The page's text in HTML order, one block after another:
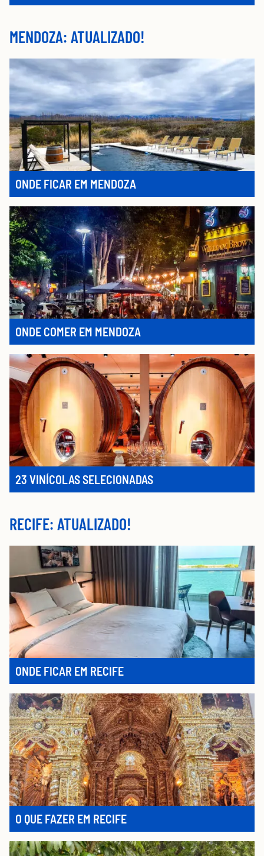
MENDOZA: ATUALIZADO!
ONDE FICAR EM MENDOZA
ONDE COMER EM MENDOZA
23 VINÍCOLAS SELECIONADAS
RECIFE: ATUALIZADO!
ONDE FICAR EM RECIFE
O QUE FAZER EM RECIFE